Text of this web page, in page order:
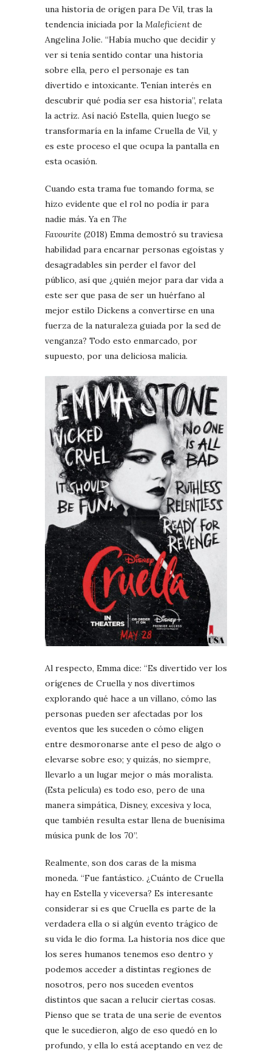
una historia de origen para De Vil, tras la
tendencia iniciada por la Maleficient de
Angelina Jolie. “Había mucho que decidir y
ver si tenía sentido contar una historia
sobre ella, pero el personaje es tan
divertido e intoxicante. Tenían interés en
descubrir qué podía ser esa historia”, relata
la actriz. Así nació Estella, quien luego se
transformaría en la infame Cruella de Vil, y
es este proceso el que ocupa la pantalla en
esta ocasión.
Cuando esta trama fue tomando forma, se
hizo evidente que el rol no podía ir para
nadie más. Ya en The
Favourite (2018) Emma demostró su traviesa
habilidad para encarnar personas egoístas y
desagradables sin perder el favor del
público, así que ¿quién mejor para dar vida a
este ser que pasa de ser un huérfano al
mejor estilo Dickens a convertirse en una
fuerza de la naturaleza guiada por la sed de
venganza? Todo esto enmarcado, por
supuesto, por una deliciosa malicia.
Al respecto, Emma dice: “Es divertido ver los
orígenes de Cruella y nos divertimos
explorando qué hace a un villano, cómo las
personas pueden ser afectadas por los
eventos que les suceden o cómo eligen
entre desmoronarse ante el peso de algo o
elevarse sobre eso; y quizás, no siempre,
llevarlo a un lugar mejor o más moralista.
(Esta película) es todo eso, pero de una
manera simpática, Disney, excesiva y loca,
que también resulta estar llena de buenísima
música punk de los 70”.
Realmente, son dos caras de la misma
moneda. “Fue fantástico. ¿Cuánto de Cruella
hay en Estella y viceversa? Es interesante
considerar si es que Cruella es parte de la
verdadera ella o si algún evento trágico de
su vida le dio forma. La historia nos dice que
los seres humanos tenemos eso dentro y
podemos acceder a distintas regiones de
nosotros, pero nos suceden eventos
distintos que sacan a relucir ciertas cosas.
Pienso que se trata de una serie de eventos
que le sucedieron, algo de eso quedó en lo
profundo, y ella lo está aceptando en vez de